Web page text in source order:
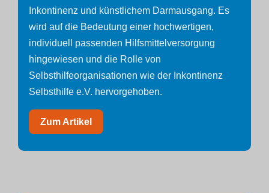
Inkontinenz und künstlichem Darmausgang. Es
wird auf die Bedeutung einer hochwertigen,
individuell passenden Hilfsmittelversorgung
hingewiesen und die Rolle von
Selbsthilfeorganisationen wie der Inkontinenz
Selbsthilfe e.V. hervorgehoben.
Zum Artikel